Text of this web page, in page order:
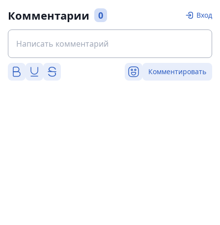
Комментарии 0 Вход
Комментировать